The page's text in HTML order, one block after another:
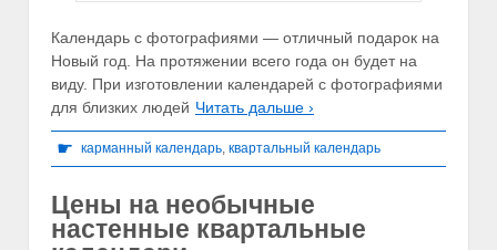
Календарь с фотографиями — отличный подарок на
Новый год. На протяжении всего года он будет на
виду. При изготовлении календарей с фотографиями
для близких людей Читать дальше ›
☛ карманный календарь, квартальный календарь
Цены на необычные
настенные квартальные